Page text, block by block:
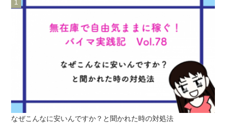
なぜこんなに安いんですか？と聞かれた時の対処法